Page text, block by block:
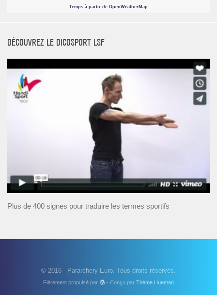
Temps à partir de OpenWeatherMap
DÉCOUVREZ LE DICOSPORT LSF
Plus de 400 signes pour traduire les termes sportifs
© 2016 - Pararchery Euro. Tous droits réservés.
Fièrement propulsé par - Conçu par Thème Hueman